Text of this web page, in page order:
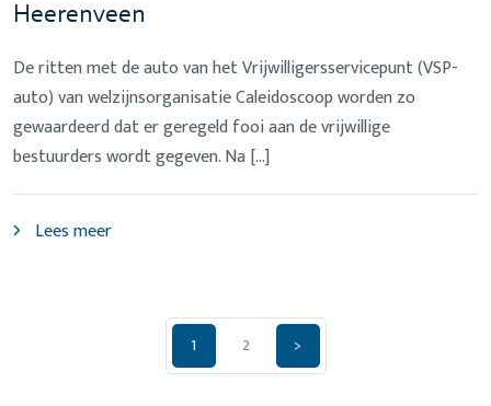
Heerenveen
De ritten met de auto van het Vrijwilligersservicepunt (VSP-
auto) van welzijnsorganisatie Caleidoscoop worden zo
gewaardeerd dat er geregeld fooi aan de vrijwillige
bestuurders wordt gegeven. Na […]
Lees meer
1 2 >